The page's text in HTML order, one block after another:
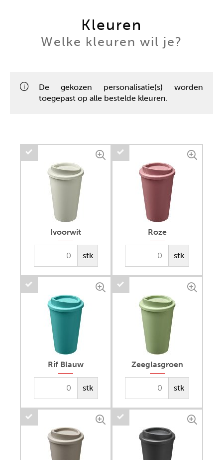
Kleuren
Welke kleuren wil je?
De gekozen personalisatie(s) worden
toegepast op alle bestelde kleuren.
Ivoorwit
stk
Roze
stk
Rif Blauw
stk
Zeeglasgroen
stk